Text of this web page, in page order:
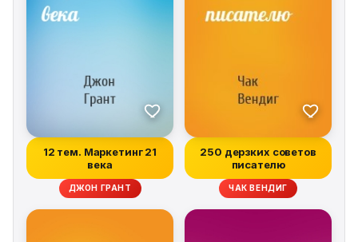
12 тем. Маркетинг 21
века
ДЖОН ГРАНТ
250 дерзких советов
писателю
ЧАК ВЕНДИГ